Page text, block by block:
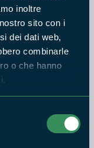
inoltre
sito con i
dei dati web,
combinarle
o che hanno
in occasione della
del Patrimonio
la grande
Direzione
Monumentali
del